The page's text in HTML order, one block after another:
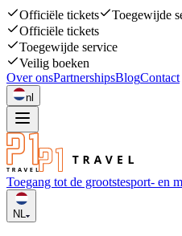
Officiële tickets Toegewijde
Officiële tickets
Toegewijde service
Veilig boeken
Over onsPartnershipsBlogContact
nl
Toegang tot de grootstesport- en
NL